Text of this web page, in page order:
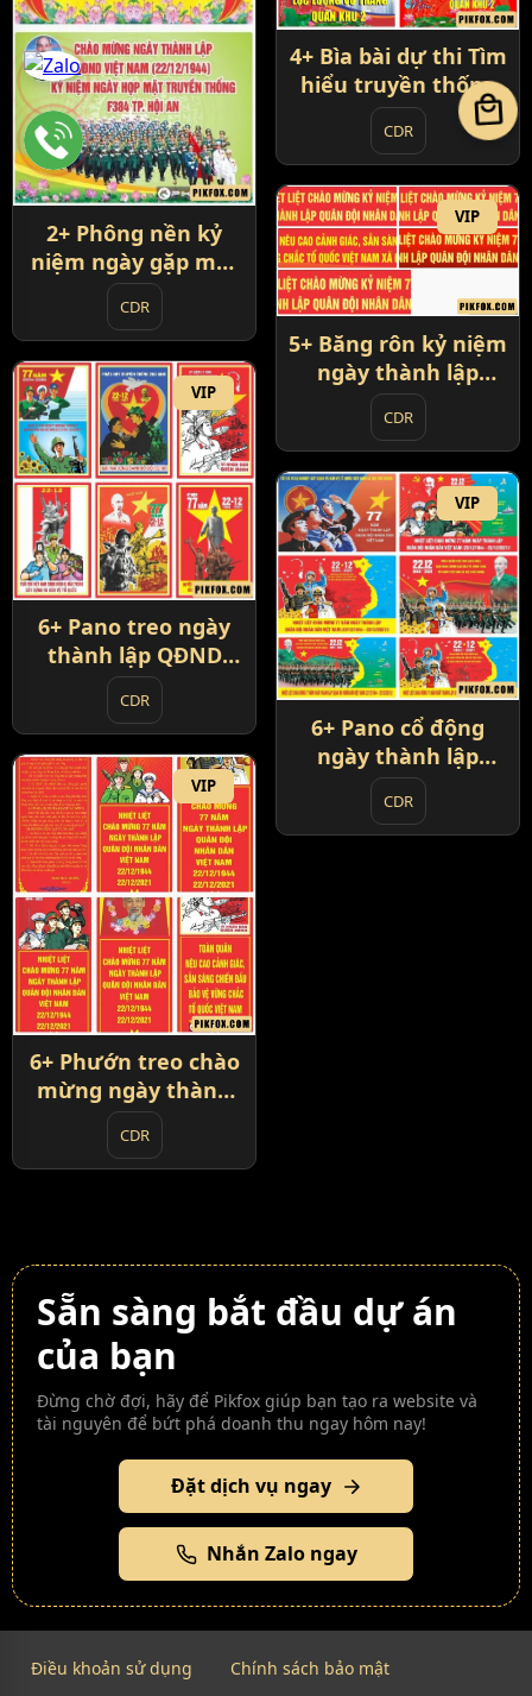
2+ Phông nền kỷ
niệm ngày gặp mặt
truyền thống
CDR
4+ Bìa bài dự thi Tìm
hiểu truyền thống
lực lượng vũ trang
CDR
VIP
5+ Băng rôn kỷ niệm
ngày thành lập
QĐND Việt Nam
CDR
VIP
6+ Pano treo ngày
thành lập QĐND
Việt Nam
CDR
VIP
6+ Pano cổ động
ngày thành lập
QĐND Việt Nam
CDR
VIP
6+ Phướn treo chào
mừng ngày thành
lập QĐND Việt Nam
CDR
Sẵn sàng bắt đầu dự án
của bạn
Đừng chờ đợi, hãy để Pikfox giúp bạn tạo ra website và
tài nguyên để bứt phá doanh thu ngay hôm nay!
Đặt dịch vụ ngay
Nhắn Zalo ngay
Điều khoản sử dụng Chính sách bảo mật
local_mall